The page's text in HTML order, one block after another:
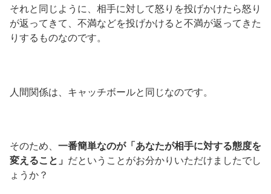
それと同じように、相手に対して怒りを投げかけたら怒り
が返ってきて、不満などを投げかけると不満が返ってきた
りするものなのです。
人間関係は、キャッチボールと同じなのです。
そのため、 一番簡単なのが「あなたが相手に対する態度を
変えること」 だということがお分かりいただけましたでし
ょうか？